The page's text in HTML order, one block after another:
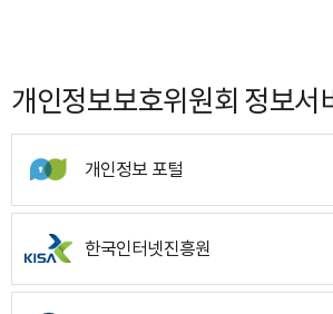
개인정보보호위원회 정보서
개인정보 포털
한국인터넷진흥원